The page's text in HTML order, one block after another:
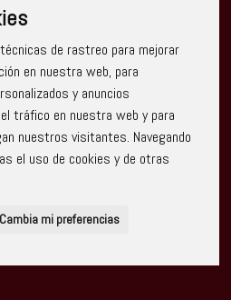
de rastreo para mejorar
en nuestra web, para
y anuncios
tráfico en nuestra web y para
nuestros visitantes. Navegando
el uso de cookies y de otras
Cambia mi preferencias
ha recibido una ayuda de la Unión
Operativo FEDER de Andalucía
como parte de la respuesta de la Unión
19 (REACT-UE), para compensar el
de gas natural y/o electricidad a pymes
afectados por el incremento de
y la electricidad provocados por el
agresión de Rusia contra Ucrania.